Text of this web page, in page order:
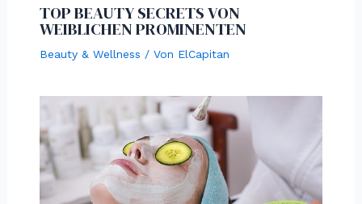
TOP BEAUTY SECRETS VON
WEIBLICHEN PROMINENTEN
Beauty & Wellness / Von ElCapitan